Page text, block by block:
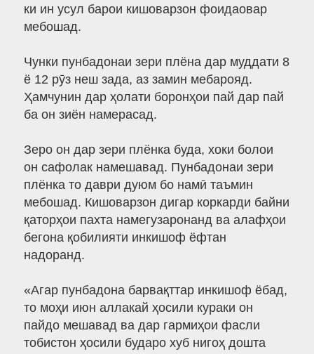
ки ин усул барои кишоварзон фоидаовар
мебошад.
Чунки пунбадонаи зери плёна дар муддати 8
ё 12 рӯз неш зада, аз замин мебарояд.
Ҳамчунин дар ҳолати боронҳои пай дар пай
ба он зиён намерасад.
Зеро он дар зери плёнка буда, хоки болои
он сафолак намешавад. Пунбадонаи зери
плёнка то даври дуюм бо намӣ таъмин
мебошад. Кишоварзон дигар коркарди байни
қаторҳои пахта намегузаронанд ва алафҳои
бегона қобилияти инкишоф ёфтан
надоранд.
«Агар пунбадона барвақттар инкишоф ёбад,
то моҳи июн аллакай ҳосили кураки он
пайдо мешавад ва дар гармиҳои фасли
тобистон ҳосили бударо хуб нигоҳ дошта